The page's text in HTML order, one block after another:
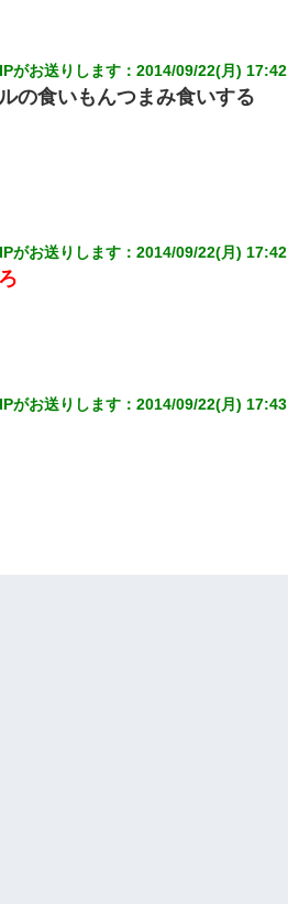
がお送りします ：2014/09/22(月)
の食いもんつまみ食いする
がお送りします ：2014/09/22(月)
がお送りします ：2014/09/22(月)